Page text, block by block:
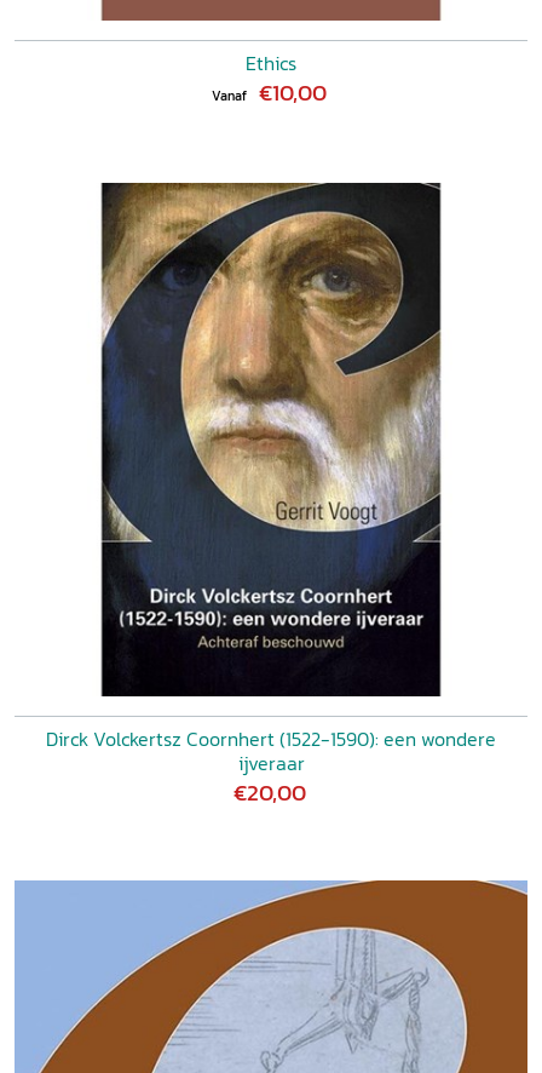
Ethics
Vanaf €10,00
Dirck Volckertsz Coornhert (1522-1590): een wondere
ijveraar
€20,00